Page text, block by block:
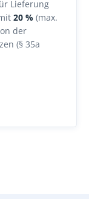
Lieferung
20 % (max.
der
(§ 35a